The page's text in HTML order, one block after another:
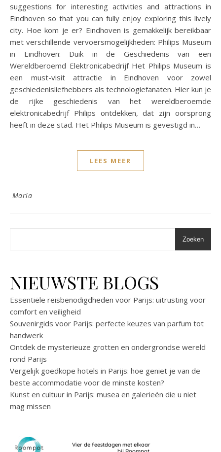
suggestions for interesting activities and attractions in
Eindhoven so that you can fully enjoy exploring this lively
city. Hoe kom je er? Eindhoven is gemakkelijk bereikbaar
met verschillende vervoersmogelijkheden: Philips Museum
in Eindhoven: Duik in de Geschiedenis van een
Wereldberoemd Elektronicabedrijf Het Philips Museum is
een must-visit attractie in Eindhoven voor zowel
geschiedenisliefhebbers als technologiefanaten. Hier kun je
de rijke geschiedenis van het wereldberoemde
elektronicabedrijf Philips ontdekken, dat zijn oorsprong
heeft in deze stad. Het Philips Museum is gevestigd in…
LEES MEER
Maria
Zoeken
NIEUWSTE BLOGS
Essentiële reisbenodigdheden voor Parijs: uitrusting voor
comfort en veiligheid
Souvenirgids voor Parijs: perfecte keuzes van parfum tot
handwerk
Ontdek de mysterieuze grotten en ondergrondse wereld
rond Parijs
Vergelijk goedkope hotels in Parijs: hoe geniet je van de
beste accommodatie voor de minste kosten?
Kunst en cultuur in Parijs: musea en galerieën die u niet
mag missen